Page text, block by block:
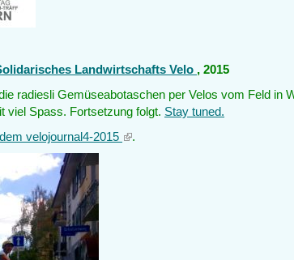
Landwirtschafts Velo , 2015
radiesli Gemüseabotaschen per Velos vom Feld in
viel Spass. Fortsetzung folgt. Stay tuned.
velojournal4-2015 (link
.